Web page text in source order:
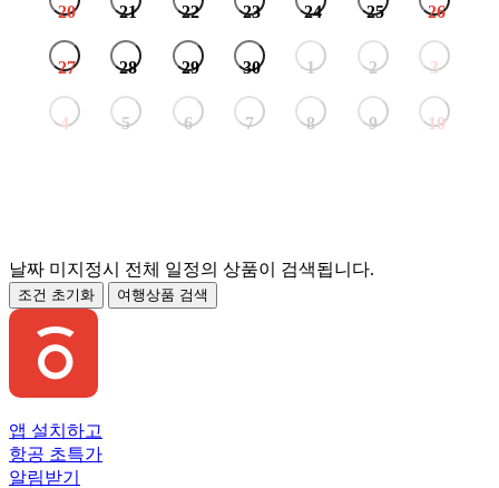
20 21 22 23 24 25 26
27 28 29 30 1 2 3
4 5 6 7 8 9 10
날짜 미지정시 전체 일정의 상품이 검색됩니다.
조건 초기화 여행상품 검색
앱 설치하고
항공 초특가
알림받기